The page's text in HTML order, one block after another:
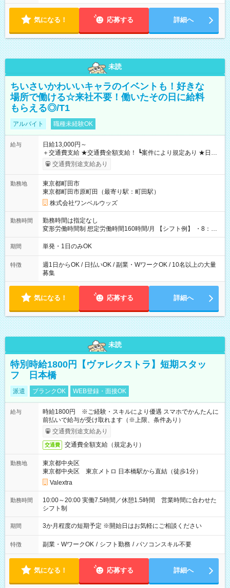
気になる！ 応募する 詳細へ
未読
ちいさいかわいいキャラのイベントも！好きな
場所で働ける☆来社不要！働いたその日に給料
もらえる◎/T1
アルバイト 職種未経験OK
給与
日給13,000円～
＋交通費支給 ★交通費全額支給！ ┗案件により規定あり ★日払
いOK！（規定あり） ┗働いたその日に現金GET♪ お仕事後はコ
ンビニATMから 日払い分を引き落とせます！ 【試用期間】試
交通費別途支給あり
勤務地
東京都町田市
東京都町田市原町田（最寄り駅：町田駅）
株式会社ワンベルウッズ
勤務時間
勤務時間は指定なし
変形労働時間制 想定労働時間160時間/月 【シフト例】 ・8：00
～21：00
期間 単発・1日のみOK
特徴
週1日からOK / 日払いOK / 副業・WワークOK / 10名以上の大量
募集
気になる！ 応募する 詳細へ
未読
特別時給1800円【ヴァレクストラ】短期スタッ
フ 日本橋
派遣 ブランクOK WEB登録・面接OK
給与
時給1800円 ※ご経験・スキルにより優遇 スマホでかんたんに
前払いで給与が受け取れます（※上限、条件あり）
交通費別途支給あり
交通費 交通費全額支給（規定あり）
勤務地
東京都中央区
東京都中央区 東京メトロ 日本橋駅から直結（徒歩1分）
Valextra
勤務時間
10:00～20:00 実働7.5時間／休憩1.5時間 営業時間に合わせた
シフト制
期間 3か月程度の短期予定 ※開始日はお気軽にご相談ください
特徴 副業・WワークOK / シフト勤務 / パソコンスキル不要
気になる！ 応募する 詳細へ